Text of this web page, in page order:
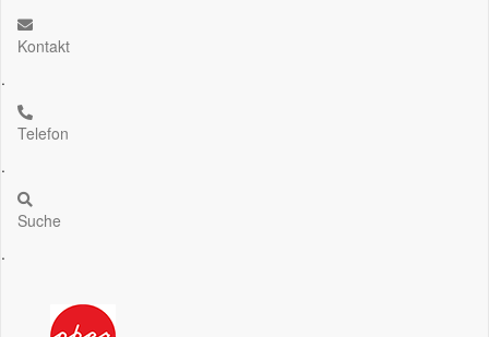
Kontakt
.
Telefon
.
Suche
.